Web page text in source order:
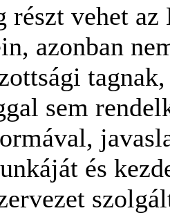
részt vehet
azonban
sem
és